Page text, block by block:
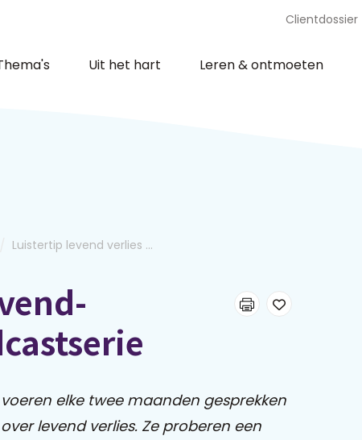
Clientdossier
Uit het hart Leren & ontmoeten
Luistertip levend verlies ...
elke twee maanden gesprekken
levend verlies. Ze proberen een